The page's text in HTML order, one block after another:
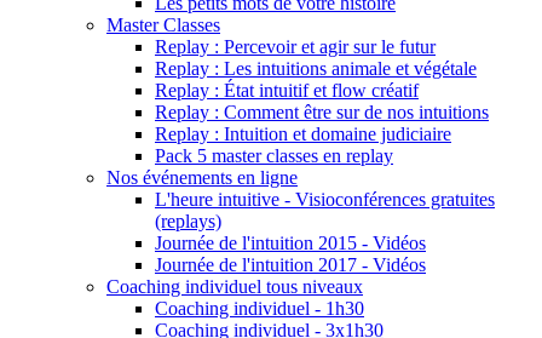
Master Classes
Replay : Percevoir et agir sur le futur
Replay : Les intuitions animale et végétale
Replay : État intuitif et flow créatif
Replay : Comment être sur de nos intuitions
Replay : Intuition et domaine judiciaire
Pack 5 master classes en replay
Nos événements en ligne
L'heure intuitive - Visioconférences gratuites
(replays)
Journée de l'intuition 2015 - Vidéos
Journée de l'intuition 2017 - Vidéos
Coaching individuel tous niveaux
Coaching individuel - 1h30
Coaching individuel - 3x1h30